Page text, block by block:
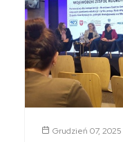
Grudzień 07, 2025